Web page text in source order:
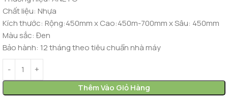
Chất liệu: Nhựa
Kích thước: Rộng:450mm x Cao:450m-700mm x Sâu: 450mm
Màu sắc: Đen
Bảo hành: 12 tháng theo tiêu chuẩn nhà máy
Thêm Vào Giỏ Hàng